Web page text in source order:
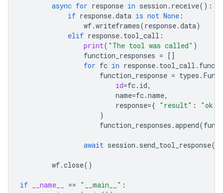
async for response in session . receive():
if response.data is not None :
wf.writeframes(response.data)
elif response. tool_call :
print( "The tool was called" )
function_responses = []
for fc in response. tool_call .
function_response = types .
id=fc. id,
name=fc.name,
response={ "result" : "ok"
)
function_responses .append(
await session . send_tool_response(
wf.close()
if __name__ == "__main__" :